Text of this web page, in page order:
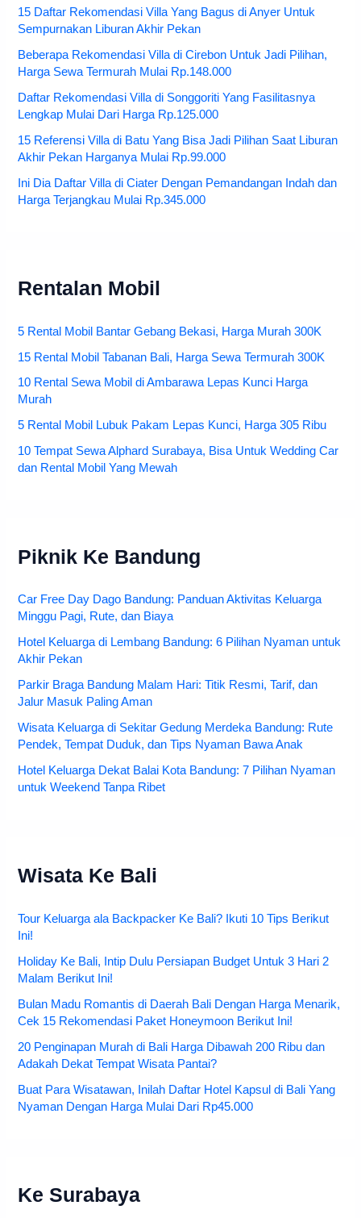
15 Daftar Rekomendasi Villa Yang Bagus di Anyer Untuk
Sempurnakan Liburan Akhir Pekan
Beberapa Rekomendasi Villa di Cirebon Untuk Jadi Pilihan,
Harga Sewa Termurah Mulai Rp.148.000
Daftar Rekomendasi Villa di Songgoriti Yang Fasilitasnya
Lengkap Mulai Dari Harga Rp.125.000
15 Referensi Villa di Batu Yang Bisa Jadi Pilihan Saat Liburan
Akhir Pekan Harganya Mulai Rp.99.000
Ini Dia Daftar Villa di Ciater Dengan Pemandangan Indah dan
Harga Terjangkau Mulai Rp.345.000
Rentalan Mobil
5 Rental Mobil Bantar Gebang Bekasi, Harga Murah 300K
15 Rental Mobil Tabanan Bali, Harga Sewa Termurah 300K
10 Rental Sewa Mobil di Ambarawa Lepas Kunci Harga
Murah
5 Rental Mobil Lubuk Pakam Lepas Kunci, Harga 305 Ribu
10 Tempat Sewa Alphard Surabaya, Bisa Untuk Wedding Car
dan Rental Mobil Yang Mewah
Piknik Ke Bandung
Car Free Day Dago Bandung: Panduan Aktivitas Keluarga
Minggu Pagi, Rute, dan Biaya
Hotel Keluarga di Lembang Bandung: 6 Pilihan Nyaman untuk
Akhir Pekan
Parkir Braga Bandung Malam Hari: Titik Resmi, Tarif, dan
Jalur Masuk Paling Aman
Wisata Keluarga di Sekitar Gedung Merdeka Bandung: Rute
Pendek, Tempat Duduk, dan Tips Nyaman Bawa Anak
Hotel Keluarga Dekat Balai Kota Bandung: 7 Pilihan Nyaman
untuk Weekend Tanpa Ribet
Wisata Ke Bali
Tour Keluarga ala Backpacker Ke Bali? Ikuti 10 Tips Berikut
Ini!
Holiday Ke Bali, Intip Dulu Persiapan Budget Untuk 3 Hari 2
Malam Berikut Ini!
Bulan Madu Romantis di Daerah Bali Dengan Harga Menarik,
Cek 15 Rekomendasi Paket Honeymoon Berikut Ini!
20 Penginapan Murah di Bali Harga Dibawah 200 Ribu dan
Adakah Dekat Tempat Wisata Pantai?
Buat Para Wisatawan, Inilah Daftar Hotel Kapsul di Bali Yang
Nyaman Dengan Harga Mulai Dari Rp45.000
Ke Surabaya